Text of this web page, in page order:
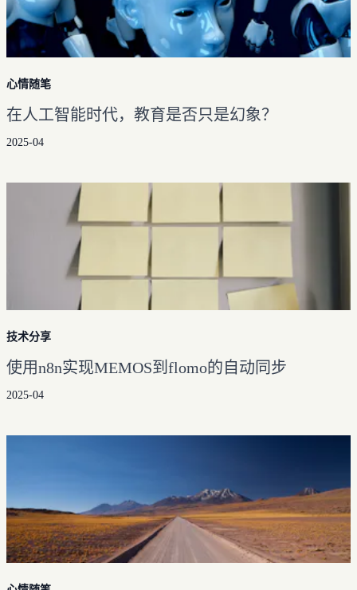
心情随笔
在人工智能时代，教育是否只是幻象？
2025-04
技术分享
使用n8n实现MEMOS到flomo的自动同步
2025-04